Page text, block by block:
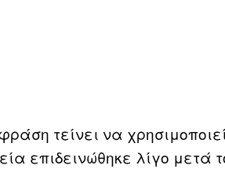
τείνει να
επιδεινώθηκε λίγο μετά